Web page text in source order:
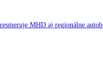
MHD aj regionálne